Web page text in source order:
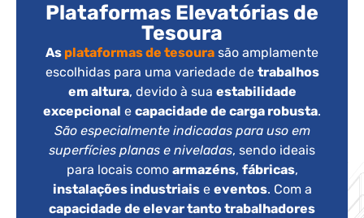
Plataformas Elevatórias de
Tesoura
As plataformas de tesoura são amplamente
escolhidas para uma variedade de trabalhos
em altura, devido à sua estabilidade
excepcional e capacidade de carga robusta.
São especialmente indicadas para uso em
superfícies planas e niveladas, sendo ideais
para locais como armazéns, fábricas,
instalações industriaise eventos. Com a
capacidade de elevar tanto trabalhadores